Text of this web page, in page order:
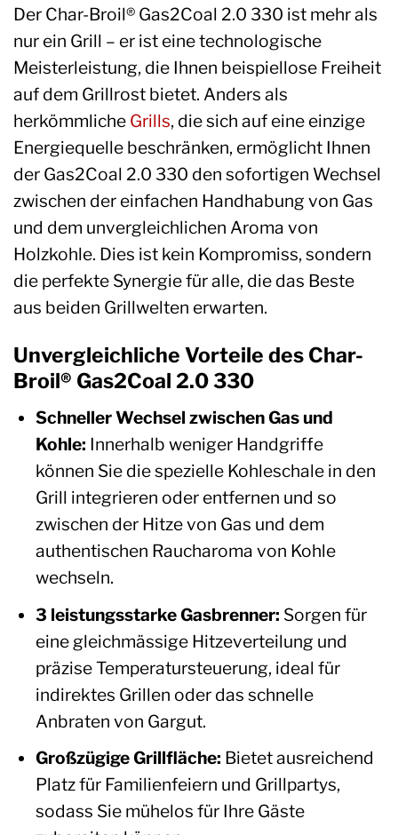
Der Char-Broil® Gas2Coal 2.0 330 ist mehr als
nur ein Grill – er ist eine technologische
Meisterleistung, die Ihnen beispiellose Freiheit
auf dem Grillrost bietet. Anders als
herkömmliche Grills, die sich auf eine einzige
Energiequelle beschränken, ermöglicht Ihnen
der Gas2Coal 2.0 330 den sofortigen Wechsel
zwischen der einfachen Handhabung von Gas
und dem unvergleichlichen Aroma von
Holzkohle. Dies ist kein Kompromiss, sondern
die perfekte Synergie für alle, die das Beste
aus beiden Grillwelten erwarten.
Unvergleichliche Vorteile des Char-
Broil® Gas2Coal 2.0 330
Schneller Wechsel zwischen Gas und
Kohle: Innerhalb weniger Handgriffe
können Sie die spezielle Kohleschale in den
Grill integrieren oder entfernen und so
zwischen der Hitze von Gas und dem
authentischen Raucharoma von Kohle
wechseln.
3 leistungsstarke Gasbrenner: Sorgen für
eine gleichmässige Hitzeverteilung und
präzise Temperatursteuerung, ideal für
indirektes Grillen oder das schnelle
Anbraten von Gargut.
Großzügige Grillfläche: Bietet ausreichend
Platz für Familienfeiern und Grillpartys,
sodass Sie mühelos für Ihre Gäste